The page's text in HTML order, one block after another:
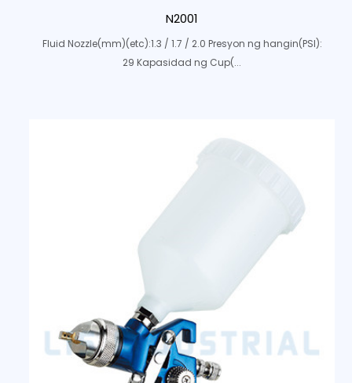
N2001
Fluid Nozzle(mm)(etc):1.3 / 1.7 / 2.0 Presyon ng hangin(PSI):
29 Kapasidad ng Cup(...